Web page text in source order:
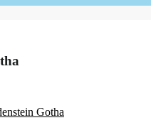
Gotha